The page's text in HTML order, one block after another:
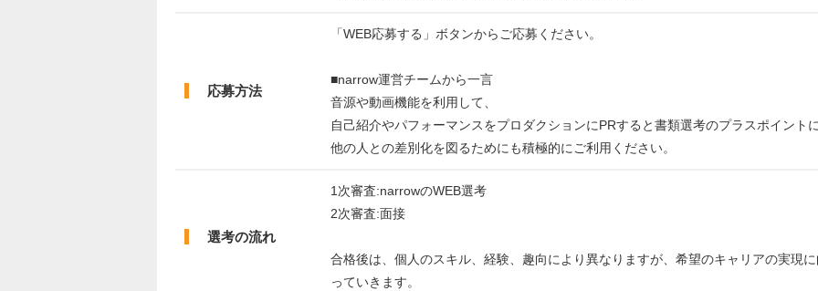
応募方法
「WEB応募する」ボタンからご応募ください。
■narrow運営チームから一言
音源や動画機能を利用して、
自己紹介やパフォーマンスをプロダクションにPRすると書類選考のプラスポイント
他の人との差別化を図るためにも積極的にご利用ください。
選考の流れ
1次審査:narrowのWEB選考
2次審査:面接
合格後は、個人のスキル、経験、趣向により異なりますが、希望のキャリアの実現
っていきます。